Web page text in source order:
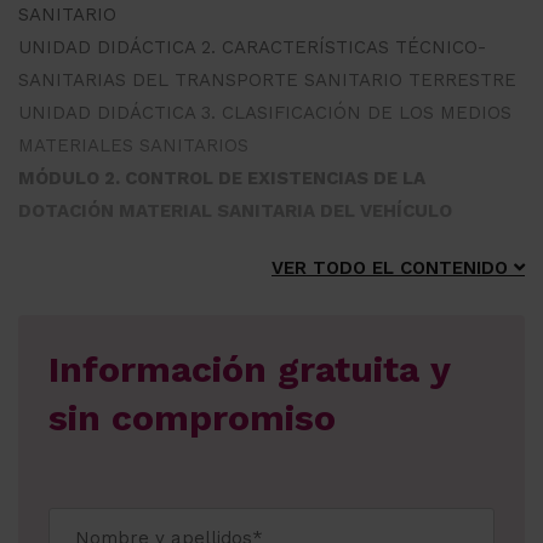
SANITARIO
UNIDAD DIDÁCTICA 2. CARACTERÍSTICAS TÉCNICO-
SANITARIAS DEL TRANSPORTE SANITARIO TERRESTRE
UNIDAD DIDÁCTICA 3. CLASIFICACIÓN DE LOS MEDIOS
MATERIALES SANITARIOS
VER TODO EL CONTENIDO
Información gratuita y
sin compromiso